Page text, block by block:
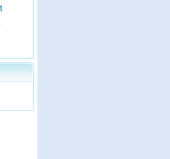
“份儿；分担”的意思， 例如：